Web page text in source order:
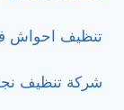
تنظيف احواش
شركة تنظيف